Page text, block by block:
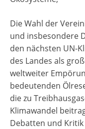
Die Wahl der
und insbesondere
den nächsten UN-
des Landes als
weltweiter
bedeutenden
die zu
Klimawandel
Debatten und